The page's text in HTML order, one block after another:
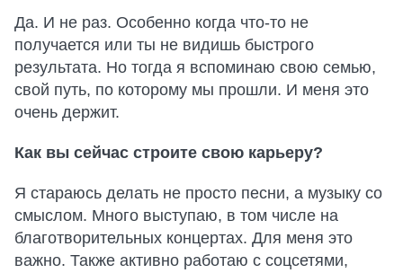
Да. И не раз. Особенно когда что-то не
получается или ты не видишь быстрого
результата. Но тогда я вспоминаю свою семью,
свой путь, по которому мы прошли. И меня это
очень держит.
Как вы сейчас строите свою карьеру?
Я стараюсь делать не просто песни, а музыку со
смыслом. Много выступаю, в том числе на
благотворительных концертах. Для меня это
важно. Также активно работаю с соцсетями,